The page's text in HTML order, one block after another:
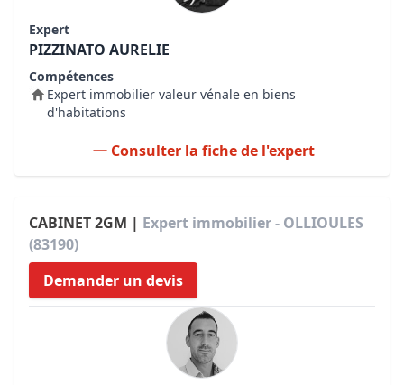
Expert
PIZZINATO AURELIE
Compétences
Expert immobilier valeur vénale en biens
d'habitations
Consulter la fiche de l'expert
CABINET 2GM | Expert immobilier - OLLIOULES
(83190)
Demander un devis